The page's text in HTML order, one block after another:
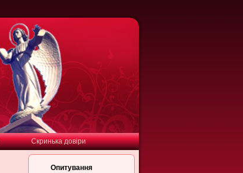
Скринька довіри
Опитування